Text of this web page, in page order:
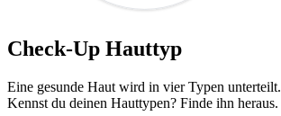
Check-Up Hauttyp
Eine gesunde Haut wird in vier Typen unterteilt.
Kennst du deinen Hauttypen? Finde ihn heraus.